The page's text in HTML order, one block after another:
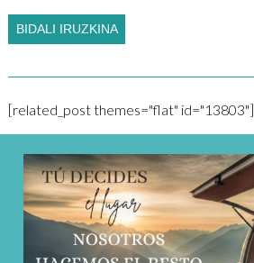
[related_post themes="flat" id="13803"]